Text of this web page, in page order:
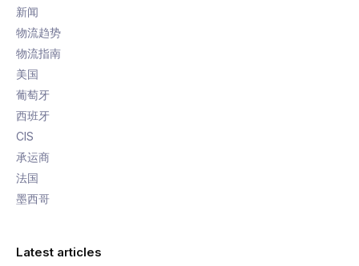
新闻
物流趋势
物流指南
美国
葡萄牙
西班牙
CIS
承运商
法国
墨西哥
Latest articles